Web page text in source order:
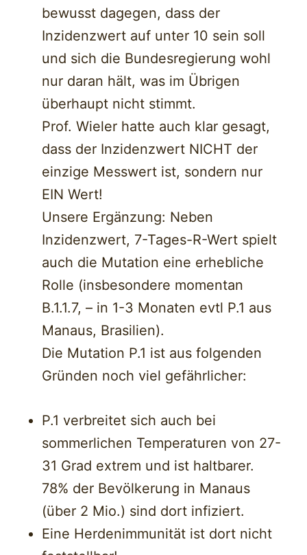
bewusst dagegen, dass der
Inzidenzwert auf unter 10 sein soll
und sich die Bundesregierung wohl
nur daran hält, was im Übrigen
überhaupt nicht stimmt.
Prof. Wieler hatte auch klar gesagt,
dass der Inzidenzwert NICHT der
einzige Messwert ist, sondern nur
EIN Wert!
Unsere Ergänzung: Neben
Inzidenzwert, 7-Tages-R-Wert spielt
auch die Mutation eine erhebliche
Rolle (insbesondere momentan
B.1.1.7, – in 1-3 Monaten evtl P.1 aus
Manaus, Brasilien).
Die Mutation P.1 ist aus folgenden
Gründen noch viel gefährlicher:
P.1 verbreitet sich auch bei
sommerlichen Temperaturen von 27-
31 Grad extrem und ist haltbarer.
78% der Bevölkerung in Manaus
(über 2 Mio.) sind dort infiziert.
Eine Herdenimmunität ist dort nicht